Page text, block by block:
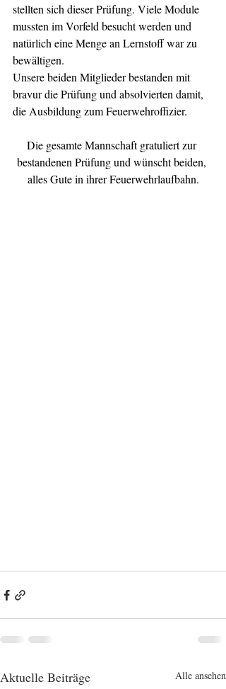
stellten sich dieser Prüfung. Viele Module
mussten im Vorfeld besucht werden und
natürlich eine Menge an Lernstoff war zu
bewältigen.
Unsere beiden Mitglieder bestanden mit
bravur die Prüfung und absolvierten damit,
die Ausbildung zum Feuerwehroffizier.
Die gesamte Mannschaft gratuliert zur
bestandenen Prüfung und wünscht beiden,
alles Gute in ihrer Feuerwehrlaufbahn.
Aktuelle Beiträge Alle ansehen